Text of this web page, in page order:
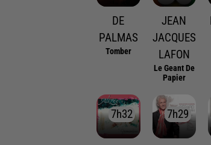
DE
PALMAS
Tomber
JEAN
JACQUES
LAFON
Le Geant De
Papier
7h32
7h32 7h29
7h29